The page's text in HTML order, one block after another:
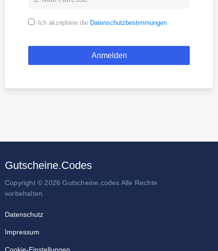
Ich akzeptiere die Datenschutzbestimmungen
Gutscheine.Codes
Copyright © 2026 Gutscheine.codes Alle Rechte
vorbehalten.
Datenschutz
Impressum
Cookie-Einstellungen